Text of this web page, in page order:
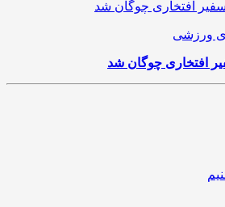
ورزشی
افتخاری چوگان شد